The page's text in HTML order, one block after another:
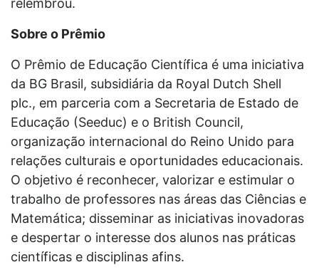
Sobre o Prêmio
O Prêmio de Educação Científica é uma iniciativa
da BG Brasil, subsidiária da Royal Dutch Shell
plc., em parceria com a Secretaria de Estado de
Educação (Seeduc) e o British Council,
organização internacional do Reino Unido para
relações culturais e oportunidades educacionais.
O objetivo é reconhecer, valorizar e estimular o
trabalho de professores nas áreas das Ciências e
Matemática; disseminar as iniciativas inovadoras
e despertar o interesse dos alunos nas práticas
científicas e disciplinas afins.